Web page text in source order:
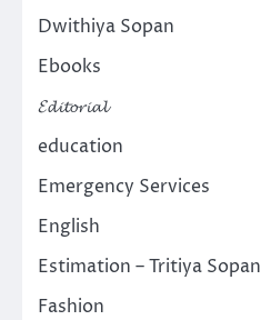
Dwithiya Sopan
Ebooks
𝓔𝓭𝓲𝓽𝓸𝓻𝓲𝓪𝓵
education
Emergency Services
English
Estimation – Tritiya Sopan
Fashion